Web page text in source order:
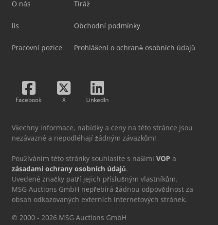
O nás
lis
Pracovní pozice
Tiráž
Obchodní podmínky
Prohlášení o ochraně osobních údajů
Facebook X LinkedIn
Všechny informace, nabídky a ceny na této stránce jsou
nezávazné a nepodléhají žádným závazkům!
Používáním této stránky souhlasíte s našimi VOP a
zásadami ochrany osobních údajů.
Uvedené značky patří jejich příslušným vlastníkům.
MSG Auctions GmbH nepřebírá žádnou odpovědnost za
obsah odkazovaných externích internetových stránek.
© 2000 - 2026 MSG Auctions GmbH